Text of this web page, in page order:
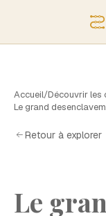
Accueil/Découvrir les
Le grand
Retour à explorer
Le